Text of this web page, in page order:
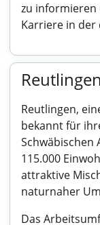
zu
Karriere in der
Reutlingen
Reutlingen,
bekannt für
Schwäbischen
115.000
attraktive
naturnaher
Das